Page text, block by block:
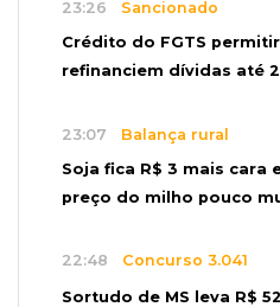
23:26 Sancionado
Crédito do FGTS
refinanciem dívidas até
23:07 Balança rural
Soja fica R$ 3 mais cara
preço do milho pouco
22:48 Concurso 3.041
Sortudo de MS leva R$